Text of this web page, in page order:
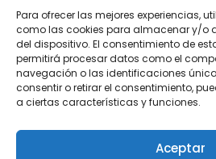
Para ofrecer las mejores experiencias,
como las cookies para almacenar y/o
del dispositivo. El consentimiento de
permitirá procesar datos como el
navegación o las identificaciones
consentir o retirar el consentimiento,
a ciertas características y funciones.
Aceptar
Marcos
Verdad un
impacto
calor extremo
3 agosto, 2026
Revista +IN –
Premios ESG